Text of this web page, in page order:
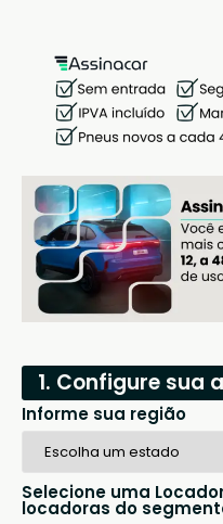
1. Configure sua
Informe sua região
Selecione uma
locadoras do